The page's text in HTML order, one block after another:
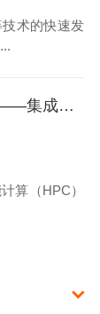
术的快速发
探索未来散热技术——集成环境模拟系统测试箱引领液冷革命
算（HPC）